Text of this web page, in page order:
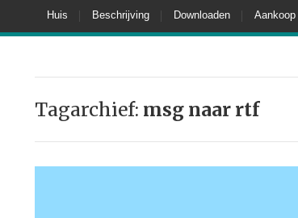
Huis Beschrijving Downloaden Aankoop
Tagarchief: msg naar rtf